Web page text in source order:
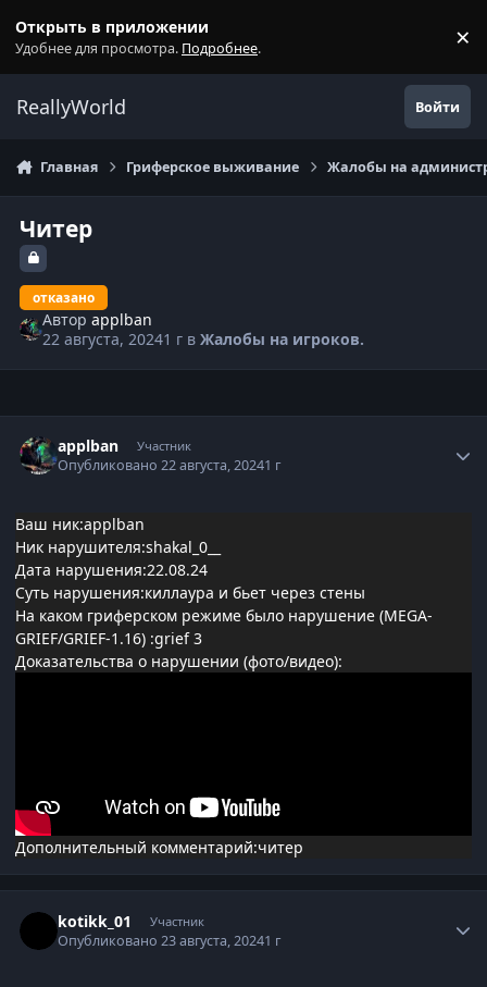
Открыть в приложении
Удобнее для просмотра. Подробнее. ×
ReallyWorld Войти
Главная Гриферское выживание Жалобы на
Читер
отказано
Авторapplban
22 августа, 20241 г вЖалобы на игроков.
applban Участник
Опубликовано22 августа, 20241 г
Ваш ник:applban
Ник нарушителя:shakal_0__
Дата нарушения:22.08.24
Суть нарушения:киллаура и бьет через стены
На каком гриферском режиме было нарушение (MEGA-
GRIEF/GRIEF-1.16) :grief 3
Доказательства о нарушении (фото/видео):
Дополнительный комментарий:читер
kotikk_01 Участник
Опубликовано23 августа, 20241 г